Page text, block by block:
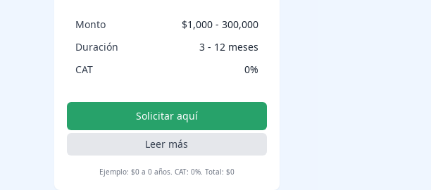
Monto
$1,000 - 300,000
Duración
3 - 12 meses
CAT
0%
Leer más
Solicitar aquí
Ejemplo: $0 a 0 años. CAT: 0%. Total: $0